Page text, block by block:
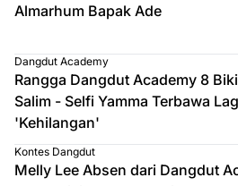
Almarhum Bapak Ade
Dangdut Academy
Rangga Dangdut Academy 8
Salim - Selfi Yamma Terbawa
'Kehilangan'
Kontes Dangdut
Melly Lee Absen dari Dangdut